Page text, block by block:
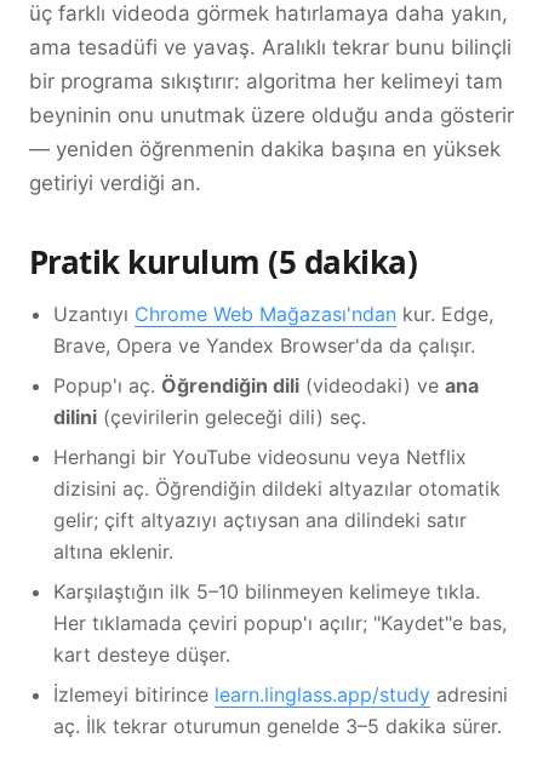
üç farklı videoda görmek hatırlamaya daha yakın,
ama tesadüfi ve yavaş. Aralıklı tekrar bunu bilinçli
bir programa sıkıştırır: algoritma her kelimeyi tam
beyninin onu unutmak üzere olduğu anda gösterir
— yeniden öğrenmenin dakika başına en yüksek
getiriyi verdiği an.
Pratik kurulum (5 dakika)
Uzantıyı Chrome Web Mağazası'ndan kur. Edge,
Brave, Opera ve Yandex Browser'da da çalışır.
Popup'ı aç. Öğrendiğin dili (videodaki) ve ana
dilini (çevirilerin geleceği dili) seç.
Herhangi bir YouTube videosunu veya Netflix
dizisini aç. Öğrendiğin dildeki altyazılar otomatik
gelir; çift altyazıyı açtıysan ana dilindeki satır
altına eklenir.
Karşılaştığın ilk 5–10 bilinmeyen kelimeye tıkla.
Her tıklamada çeviri popup'ı açılır; "Kaydet"e bas,
kart desteye düşer.
İzlemeyi bitirince learn.linglass.app/study adresini
aç. İlk tekrar oturumun genelde 3–5 dakika sürer.